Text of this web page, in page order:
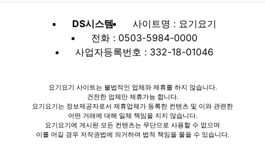
DS시스템
사이트명 : 요기요기
전화 : 0503-5984-0000
사업자등록번호 : 332-18-01046
요기요기 사이트는 불법적인 업체와 제휴를 하지 않습니다.
건전한 업체만 제휴가능 합니다.
요기요기는 정보제공자로서 제휴업체가 등록한 컨텐츠 및 이와 관련한
어떤 거래에 대해 일체 책임을 지지 않습니다.
요기요기에 게시된 모든 컨텐츠는 무단으로 사용할 수 없으며
이를 어길 경우 저작권법에 의거하여 법적 책임을 물을 수 있습니다.